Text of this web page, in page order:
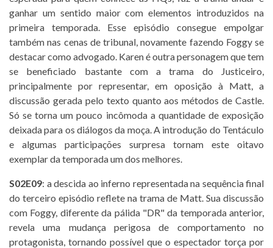
ganhar um sentido maior com elementos introduzidos na
primeira temporada. Esse episódio consegue empolgar
também nas cenas de tribunal, novamente fazendo Foggy se
destacar como advogado. Karen é outra personagem que tem
se beneficiado bastante com a trama do Justiceiro,
principalmente por representar, em oposição à Matt, a
discussão gerada pelo texto quanto aos métodos de Castle.
Só se torna um pouco incômoda a quantidade de exposição
deixada para os diálogos da moça. A introdução do Tentáculo
e algumas participações surpresa tornam este oitavo
exemplar da temporada um dos melhores.
S02E09: a descida ao inferno representada na sequência final
do terceiro episódio reflete na trama de Matt. Sua discussão
com Foggy, diferente da pálida "DR" da temporada anterior,
revela uma mudança perigosa de comportamento no
protagonista, tornando possível que o espectador torça por